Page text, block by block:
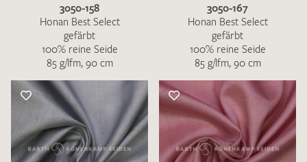
3050-158
Honan Best Select
gefärbt
100% reine Seide
85 g/lfm, 90 cm
3050-167
Honan Best Select
gefärbt
100% reine Seide
85 g/lfm, 90 cm